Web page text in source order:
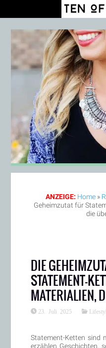
ANZEIGE: Home»
Geheimzutat für
die
DIE
STATEMENT-
MATERIALIEN,
23. Juli 2025
Statement-Ketten sind
erzählen Geschichten,